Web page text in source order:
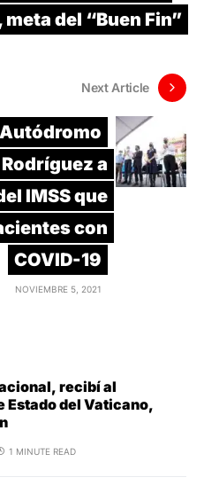
del “Buen Fin”
Next Article
a
IMSS que
con
COVID-19
NOVIEMBRE 5, 2021
recibí al
Estado del Vaticano,
1 MINUTE READ